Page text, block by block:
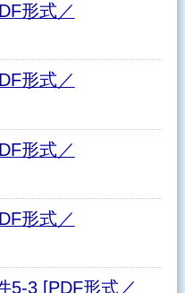
形式／
形式／
形式／
形式／
5-3 [PDF形式／